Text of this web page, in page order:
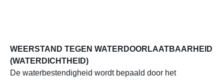
WEERSTAND TEGEN WATERDOORLAATBAARHEID
(WATERDICHTHEID)
De waterbestendigheid wordt bepaald door het